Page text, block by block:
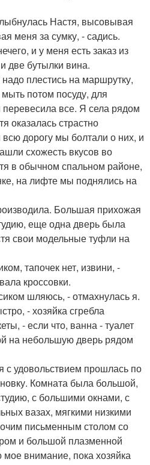
Настя, высовывая
меня за сумку, - садись.
и у меня есть заказ из
две бутылки вина.
плестись на маршрутку,
мыть потом посуду, для
перевесила все. Я села рядом
оказалась страстно
дорогу мы болтали о них, и
схожесть вкусов во
в обычном спальном районе,
на лифте мы поднялись на
Большая прихожая
еще одна дверь была
свои модельные туфли на
тапочек нет, извини, -
кроссовки.
шляюсь, - отмахнулась я.
- хозяйка сгребла
- если что, ванна - туалет
на небольшую дверь рядом
с удовольствием прошлась по
Комната была большой,
с большими окнами, с
вазах, мягкими низкими
письменным столом со
и большой плазменной
внимание, пока хозяйка